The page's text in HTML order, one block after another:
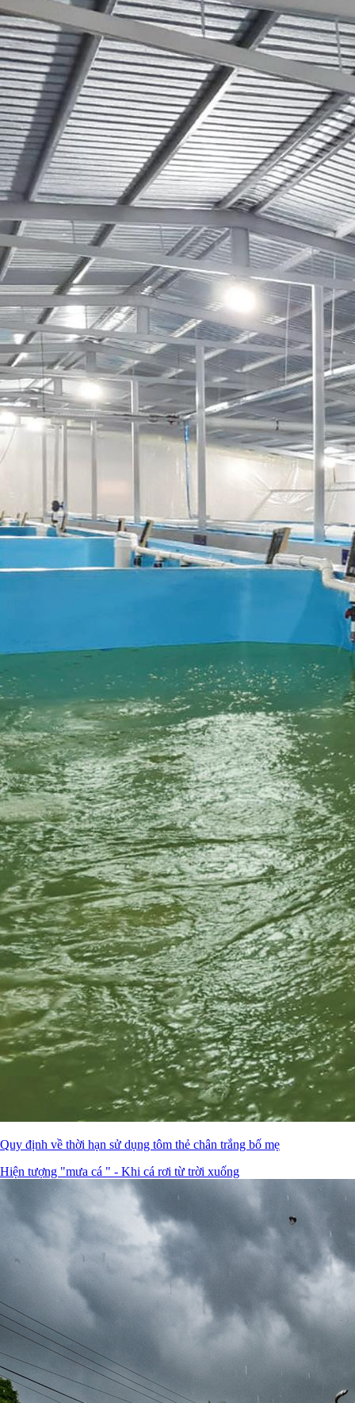
Quy định về thời hạn sử dụng tôm thẻ chân trắng bố mẹ
Hiện tượng "mưa cá " - Khi cá rơi từ trời xuống